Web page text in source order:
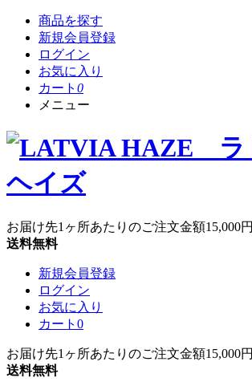
商品を探す
新規会員登録
ログイン
お気に入り
カート 0
メニュー
お届け先1ヶ所あたりのご注文金額15,000円
送料無料
新規会員登録
ログイン
お気に入り
カート 0
お届け先1ヶ所あたりのご注文金額15,000円
送料無料